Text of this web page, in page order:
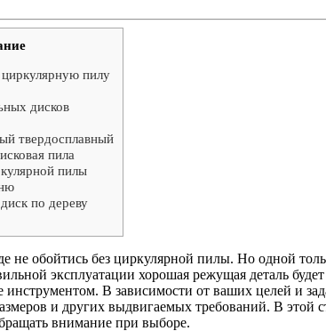
пилу
дисков
твердосплавный
пила
пилы
по дереву
не обойтись без циркулярной пилы. Но одной
эксплуатации хорошая режущая деталь
инструментом. В зависимости от ваших целей и
и других выдвигаемых требований. В этой
внимание при выборе.